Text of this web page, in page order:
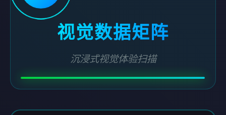
视觉数据矩阵
沉浸式视觉体验扫描